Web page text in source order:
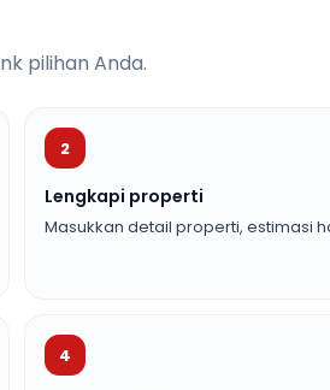
pilihan Anda.
2
Lengkapi properti
Masukkan detail properti, estimasi
4